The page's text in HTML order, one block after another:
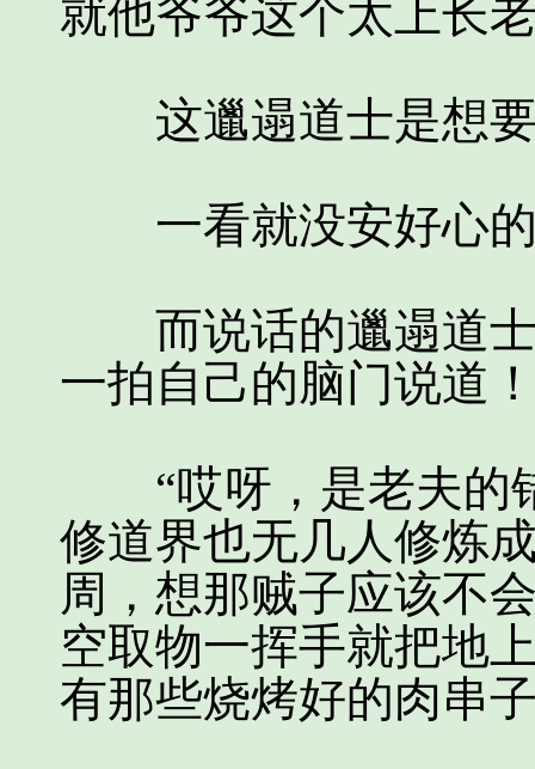
就他爷爷这个太上长
这邋遢道士是想要
一看就没安好心
而说话的邋遢道士
一拍自己的脑门说道
“哎呀，是老夫的
修道界也无几人修炼
周，想那贼子应该不
空取物一挥手就把地
有那些烧烤好的肉串